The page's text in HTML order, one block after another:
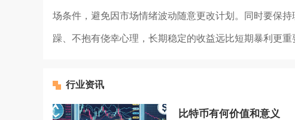
场条件，避免因市场情绪波动随意更改计划。同时要保
躁、不抱有侥幸心理，长期稳定的收益远比短期暴利更重
行业资讯
比特币有何价值和意义